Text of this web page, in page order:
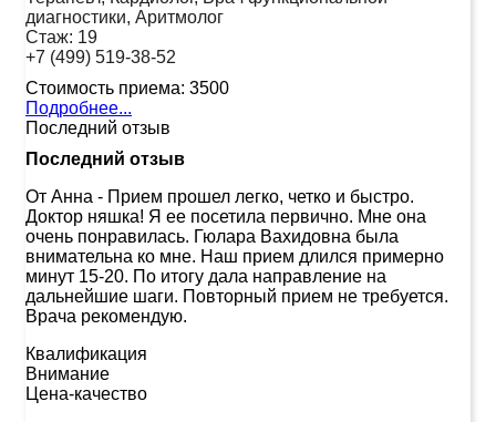
диагностики, Аритмолог
Стаж: 19
+7 (499) 519-38-52
Стоимость приема: 3500
Подробнее...
Последний отзыв
Последний отзыв
От Анна - Прием прошел легко, четко и быстро.
Доктор няшка! Я ее посетила первично. Мне она
очень понравилась. Гюлара Вахидовна была
внимательна ко мне. Наш прием длился примерно
минут 15-20. По итогу дала направление на
дальнейшие шаги. Повторный прием не требуется.
Врача рекомендую.
Квалификация
Внимание
Цена-качество